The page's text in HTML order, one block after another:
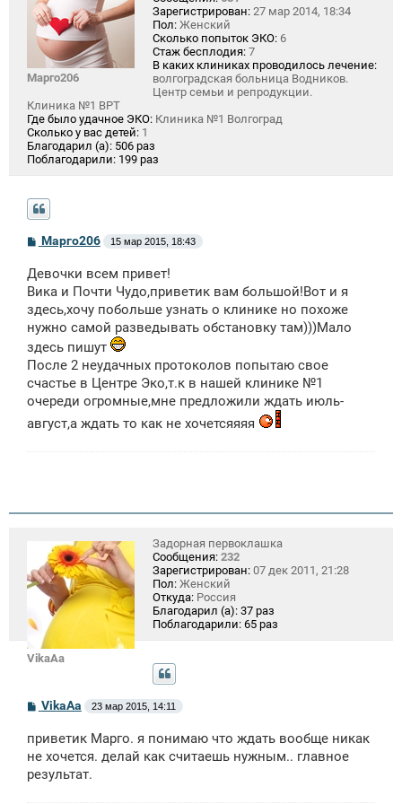
Марго206
Зарегистрирован: 27 мар 2014, 18:34
Пол: Женский
Сколько попыток ЭКО: 6
Стаж бесплодия: 7
В каких клиниках проводилось лечение:
волгоградская больница Водников.
Центр семьи и репродукции.
Клиника №1 ВРТ
Где было удачное ЭКО: Клиника №1 Волгоград
Сколько у вас детей: 1
Благодарил (а): 506 раз
Поблагодарили: 199 раз
С
о
б
щ
н
и
е
Марго206 15 мар 2015, 18:43
Девочки всем привет!
Вика и Почти Чудо,приветик вам большой!Вот и я
здесь,хочу побольше узнать о клинике но похоже
нужно самой разведывать обстановку там)))Мало
здесь пишут
После 2 неудачных протоколов попытаю свое
счастье в Центре Эко,т.к в нашей клинике №1
очереди огромные,мне предложили ждать июль-
август,а ждать то как не хочетсяяяя
VikaAa
Задорная первоклашка
Сообщения: 232
Зарегистрирован: 07 дек 2011, 21:28
Пол: Женский
Откуда: Россия
Благодарил (а): 37 раз
Поблагодарили: 65 раз
С
б
щ
н
VikaAa 23 мар 2015, 14:11
приветик Марго. я понимаю что ждать вообще никак
не хочется. делай как считаешь нужным.. главное
результат.